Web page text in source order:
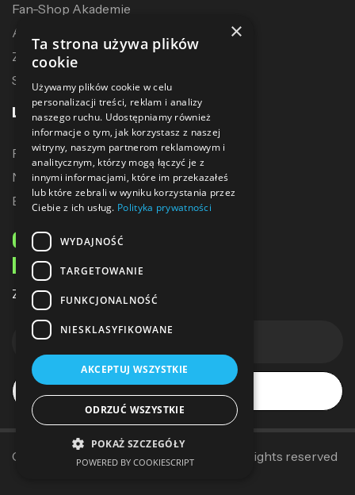
Fan-Shop Akademie
Akcesoria treningowe
Zostań dystrybutorem
Sublimacja
LINKI
Promocje
Nowe produkty
Bestsellery
ODBIERZ 10% ZNIŻKI
NA PIERWSZE ZAKUPY
Zapisz się do naszego newslettera
Copyright © 2014–2025Sallerpolska . All rights reserved
×
Ta strona używa plików
cookie
Używamy plików cookie w celu
personalizacji treści, reklam i analizy
naszego ruchu. Udostępniamy również
informacje o tym, jak korzystasz z naszej
witryny, naszym partnerom reklamowym i
analitycznym, którzy mogą łączyć je z
innymi informacjami, które im przekazałeś
lub które zebrali w wyniku korzystania przez
Ciebie z ich usług. Polityka prywatności
WYDAJNOŚĆ
TARGETOWANIE
FUNKCJONALNOŚĆ
NIESKLASYFIKOWANE
AKCEPTUJ WSZYSTKIE
ODRZUĆ WSZYSTKIE
POKAŻ SZCZEGÓŁY
POWERED BY COOKIESCRIPT